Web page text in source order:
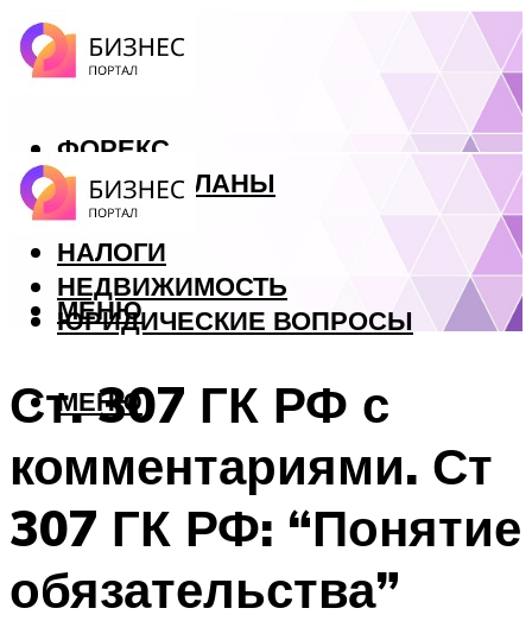
ФОРЕКС
БИЗНЕС ПЛАНЫ
КРЕДИТЫ
НАЛОГИ
НЕДВИЖИМОСТЬ
ЮРИДИЧЕСКИЕ ВОПРОСЫ
МЕНЮ
МЕНЮ
Ст. 307 ГК РФ с
комментариями. Ст
307 ГК РФ: “Понятие
обязательства”